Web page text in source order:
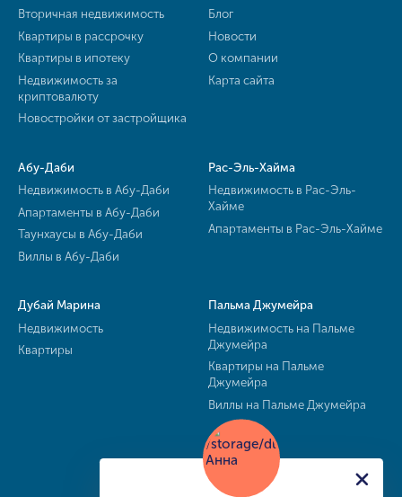
Вторичная недвижимость
Квартиры в рассрочку
Квартиры в ипотеку
Недвижимость за
криптовалюту
Новостройки от застройщика
Блог
Новости
О компании
Карта сайта
Абу-Даби
Недвижимость в Абу-Даби
Апартаменты в Абу-Даби
Таунхаусы в Абу-Даби
Виллы в Абу-Даби
Рас-Эль-Хайма
Недвижимость в Рас-Эль-
Хайме
Апартаменты в Рас-Эль-Хайме
Дубай Марина
Недвижимость
Квартиры
Пальма Джумейра
Недвижимость на Пальме
Джумейра
Квартиры на Пальме
Джумейра
Виллы на Пальме Джумейра